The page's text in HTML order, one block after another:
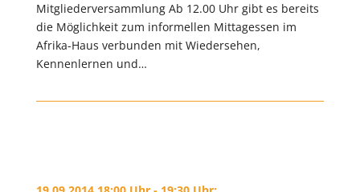
Mitgliederversammlung Ab 12.00 Uhr gibt es bereits
die Möglichkeit zum informellen Mittagessen im
Afrika-Haus verbunden mit Wiedersehen,
Kennenlernen und…